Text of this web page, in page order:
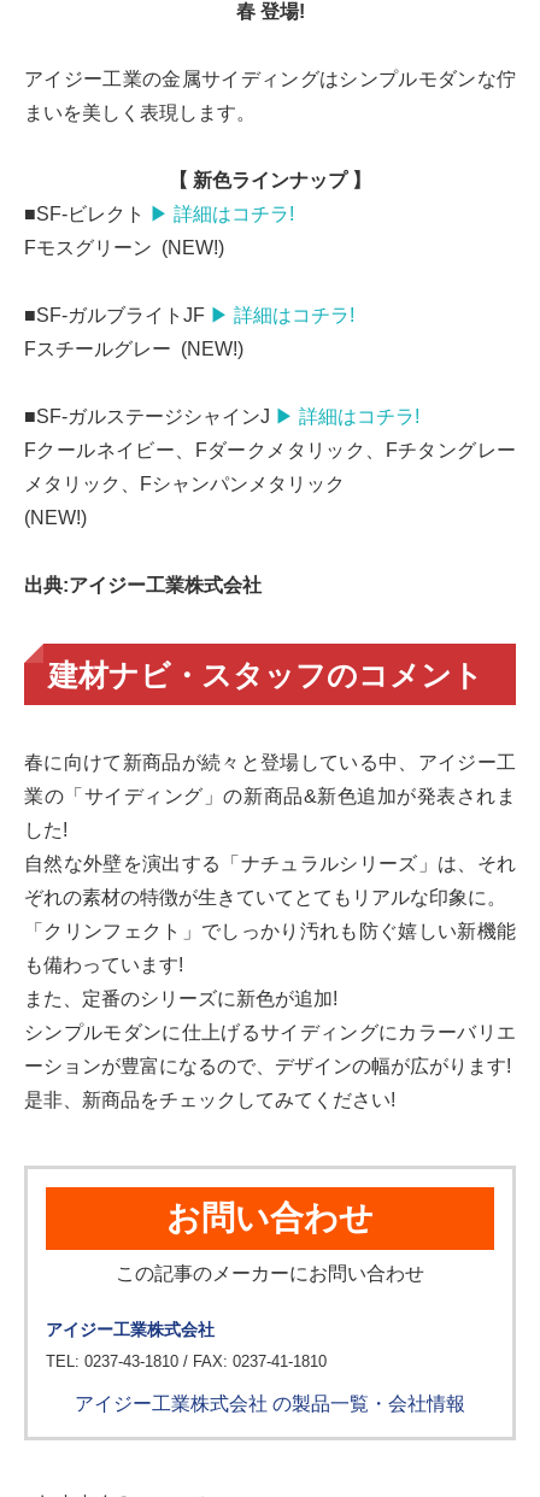
春 登場!
アイジー工業の金属サイディングはシンプルモダンな佇
まいを美しく表現します。
【 新色ラインナップ 】
■SF-ビレクト
▶ 詳細はコチラ!
Fモスグリーン (NEW!)
■SF-ガルブライトJF ▶ 詳細はコチラ!
Fスチールグレー (NEW!)
■SF-ガルステージシャインJ ▶ 詳細はコチラ!
Fクールネイビー、Fダークメタリック、Fチタングレー
メタリック、Fシャンパンメタリック
(NEW!)
出典:アイジー工業株式会社
建材ナビ・スタッフのコメント
春に向けて新商品が続々と登場している中、アイジー工
業の「サイディング」の新商品&新色追加が発表されま
した!
自然な外壁を演出する「ナチュラルシリーズ」は、それ
ぞれの素材の特徴が生きていてとてもリアルな印象に。
「クリンフェクト」でしっかり汚れも防ぐ嬉しい新機能
も備わっています!
また、定番のシリーズに新色が追加!
シンプルモダンに仕上げるサイディングにカラーバリエ
ーションが豊富になるので、デザインの幅が広がります!
是非、新商品をチェックしてみてください!
お問い合わせ
この記事のメーカーにお問い合わせ
アイジー工業株式会社
TEL: 0237-43-1810 / FAX: 0237-41-1810
アイジー工業株式会社 の製品一覧・会社情報